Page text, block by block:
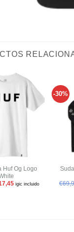
lista de
Huf Og Logo
igic incluido
-30%
€